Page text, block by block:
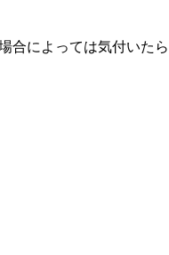
合によっては気付いたら